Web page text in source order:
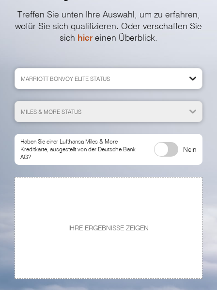
Treffen Sie unten Ihre Auswahl, um zu erfahren,
wofür Sie sich qualifizieren. Oder verschaffen Sie
sich hiereinen Überblick.
MARRIOTT BONVOY ELITE STATUS
MILES & MORE STATUS
Haben Sie einer Lufthansa Miles & More
Kreditkarte, ausgestellt von der Deutsche Bank
AG?
Nein
IHRE ERGEBNISSE ZEIGEN